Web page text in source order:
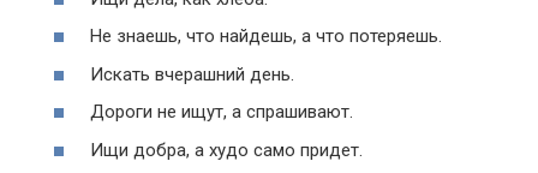
Не знаешь, что найдешь, а что потеряешь.
Искать вчерашний день.
Дороги не ищут, а спрашивают.
Ищи добра, а худо само придет.